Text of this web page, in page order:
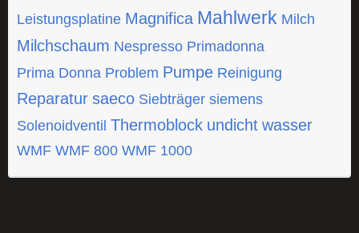
Leistungsplatine Magnifica Mahlwerk Milch
Milchschaum Nespresso Primadonna
Prima Donna Problem Pumpe Reinigung
Reparatur saeco Siebträger siemens
Solenoidventil Thermoblock undicht wasser
WMF WMF 800 WMF 1000